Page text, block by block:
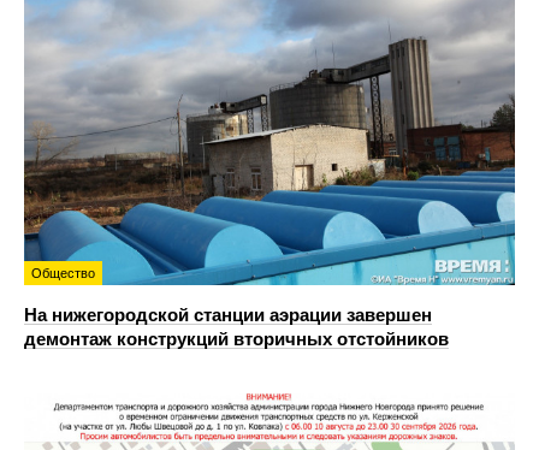
Общество
На нижегородской станции аэрации завершен
демонтаж конструкций вторичных отстойников